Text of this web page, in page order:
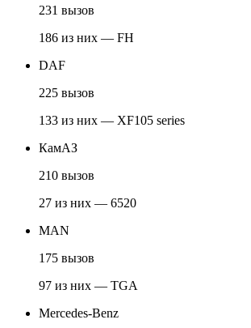
231 вызов
186 из них — FH
DAF
225 вызов
133 из них — XF105 series
КамАЗ
210 вызов
27 из них — 6520
MAN
175 вызов
97 из них — TGA
Mercedes-Benz